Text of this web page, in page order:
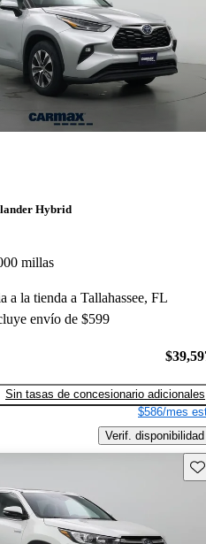
Hybrid
millas
a la tienda a Tallahassee, FL
envío de $599
Sin tasas de concesionario adicionales
$586/mes
Verif. disponibilidad